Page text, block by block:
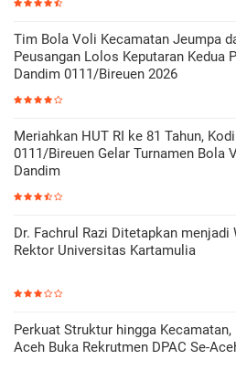
Tim Bola Voli Kecamatan Jeumpa
Peusangan Lolos Keputaran Kedua
Dandim 0111/Bireuen 2026
Meriahkan HUT RI ke 81 Tahun,
0111/Bireuen Gelar Turnamen Bola
Dandim
Dr. Fachrul Razi Ditetapkan menjadi
Rektor Universitas Kartamulia
Perkuat Struktur hingga Kecamatan,
Aceh Buka Rekrutmen DPAC Se-